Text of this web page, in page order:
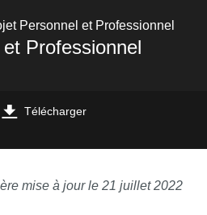
Personnel et Professionnel
Professionnel
Télécharger
mise à jour le 21 juillet 2022